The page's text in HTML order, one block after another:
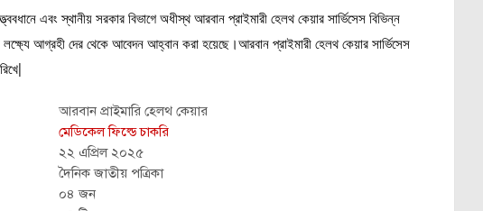
এবং স্থানীয় সরকার বিভাগে অধীস্থ আরবান প্রাইমারী হেলথ কেয়ার সার্ভিসেস বিভিন্ন
আগ্রহী দের থেকে আবেদন আহ্বান করা হয়েছে।আরবান প্রাইমারী হেলথ কেয়ার সার্ভিসেস
আরবান প্রাইমারি হেলথ কেয়ার
মেডিকেল ফিল্ডে চাকরি
২২ এপ্রিল ২০২৫
দৈনিক জাতীয় পত্রিকা
০৪ জন